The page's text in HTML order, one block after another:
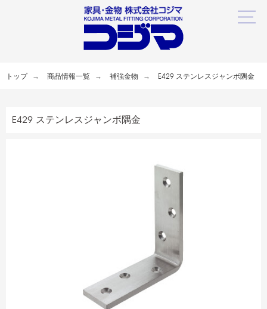
トップ 商品情報一覧 補強金物 E429 ステンレスジャンボ隅金
E429 ステンレスジャンボ隅金